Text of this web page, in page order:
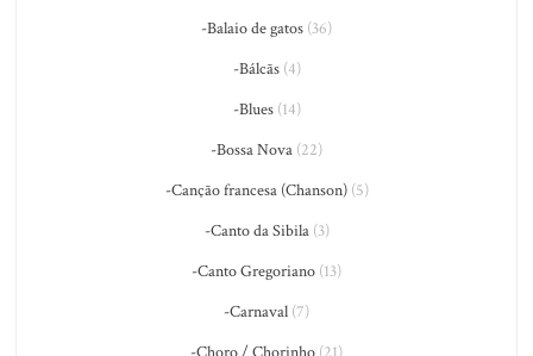
-Balaio de gatos (36)
-Bálcãs(4)
-Blues(14)
-Bossa Nova (22)
-Canção francesa (Chanson)(5)
-Canto da Sibila(3)
-Canto Gregoriano (13)
-Carnaval (7)